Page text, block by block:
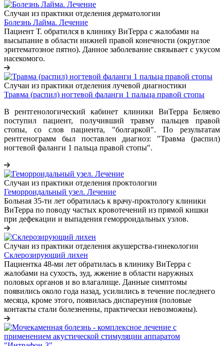
Случаи из практики отделения дерматологии
Болезнь Лайма. Лечение
Пациент Т. обратился в клинику ВиТерра с жалобами на
высыпание в области нижней правой конечности (округлое
эритематозное пятно). Данное заболевание связывает с укусом
насекомого.
Случаи из практики отделения лучевой диагностики
Травма (распил) ногтевой фаланги 1 пальца правой стопы
В рентгенологический кабинет клиники ВиТерра Беляево
поступил пациент, получивший травму пальцев правой
стопы, со слов пациента, "болгаркой". По результатам
рентгенограмм был поставлен диагноз: "Травма (распил)
ногтевой фаланги 1 пальца правой стопы".
Случаи из практики отделения проктологии
Геморроидальный узел. Лечение
Больная 35-ти лет обратилась к врачу-проктологу клиники
ВиТерра по поводу частых кровотечений из прямой кишки
при дефекации и выпадения геморроидальных узлов.
Случаи из практики отделения акушерства-гинекологии
Склерозирующий лихен
Пациентка 48-ми лет обратилась в клинику ВиТерра с
жалобами на сухость, зуд, жжение в области наружных
половых органов и во влагалище. Данные симптомы
появились около года назад, усилились в течение последнего
месяца, кроме этого, появилась диспареуния (половые
контакты стали болезненны, практически невозможны).